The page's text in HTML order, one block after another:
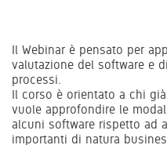
Il Webinar è pensato per
valutazione del software e
processi.
Il corso è orientato a chi
vuole approfondire le
alcuni software rispetto ad
importanti di natura